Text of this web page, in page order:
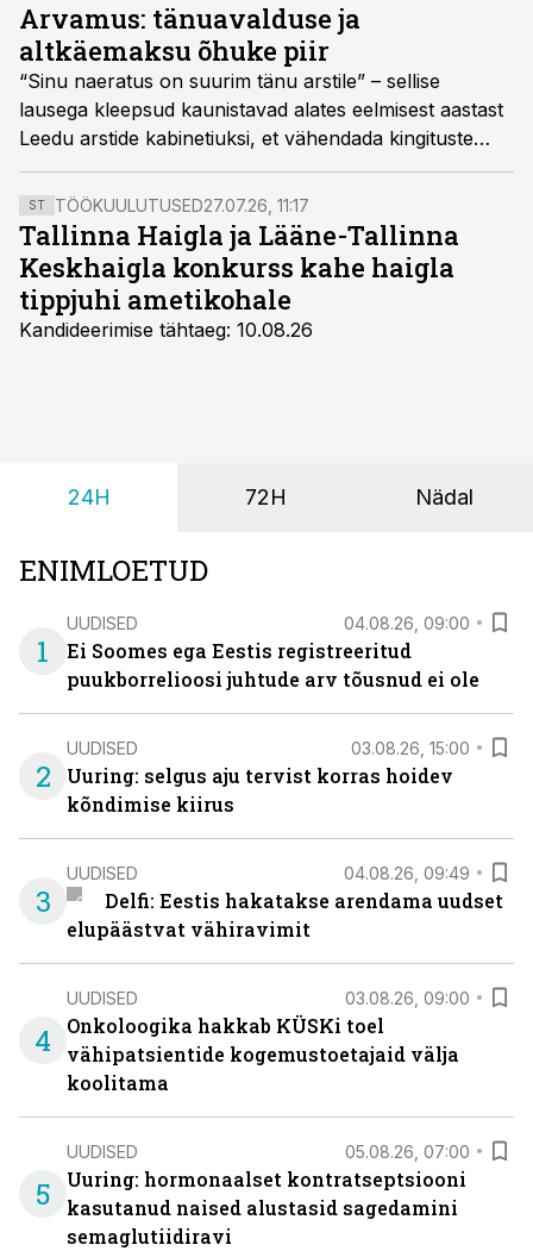
Arvamus: tänuavalduse ja
altkäemaksu õhuke piir
“Sinu naeratus on suurim tänu arstile” – sellise
lausega kleepsud kaunistavad alates eelmisest aastast
Leedu arstide kabinetiuksi, et vähendada kingituste
tegemise kultuuri meditsiinis. Viimased Eestis läbi viidud
korruptsiooniuuringud ei näita meie meditsiini sugugi
heas valguses.
ST TÖÖKUULUTUSED27.07.26, 11:17
Tallinna Haigla ja Lääne-Tallinna
Keskhaigla konkurss kahe haigla
tippjuhi ametikohale
Kandideerimise tähtaeg: 10.08.26
24H 72H Nädal
ENIMLOETUD
1
UUDISED 04.08.26, 09:00
Ei Soomes ega Eestis registreeritud
puukborrelioosi juhtude arv tõusnud ei ole
2
UUDISED 03.08.26, 15:00
Uuring: selgus aju tervist korras hoidev
kõndimise kiirus
3
UUDISED 04.08.26, 09:49
Delfi: Eestis hakatakse arendama uudset
elupäästvat vähiravimit
4
UUDISED 03.08.26, 09:00
Onkoloogika hakkab KÜSKi toel
vähipatsientide kogemustoetajaid välja
koolitama
5
UUDISED 05.08.26, 07:00
Uuring: hormonaalset kontratseptsiooni
kasutanud naised alustasid sagedamini
semaglutiidiravi